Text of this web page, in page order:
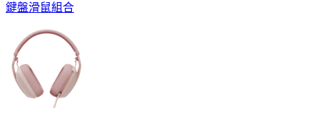
鍵盤滑鼠組合